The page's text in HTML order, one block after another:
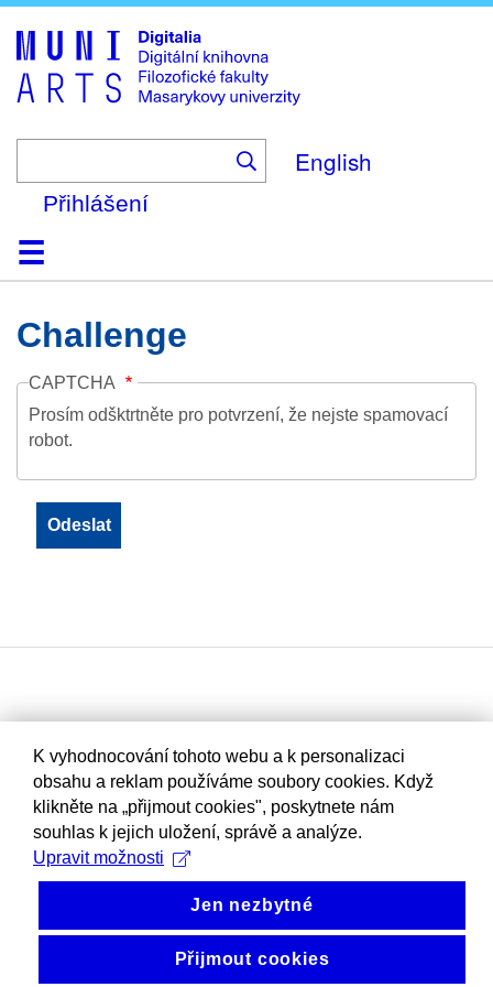
to
main
content
English
Přihlášení
DomůKolekce
Prohlížení
Vyhledávání
O platformě
Nápověda
KontaktDigitalia
Challenge
CAPTCHA
Prosím odšktrtněte pro potvrzení, že nejste spamovací
robot.
K vyhodnocování tohoto webu a k personalizaci
obsahu a reklam používáme soubory cookies. Když
klikněte na „přijmout cookies", poskytnete nám
souhlas k jejich uložení, správě a analýze.
Upravit možnosti
Jen nezbytné
Přijmout cookies